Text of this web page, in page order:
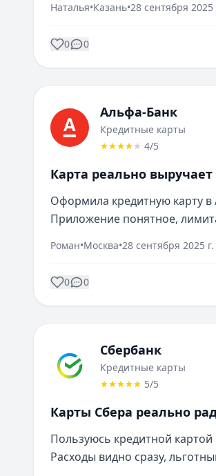
Наталья•Казань•28 сентября 2025
0 0
Альфа-Банк
Кредитные карты
4/5
Карта реально
Оформила кредитную карту в
Приложение понятное,
Роман•Москва•28 сентября 2025 г.
0 0
Сбербанк
Кредитные карты
5/5
Карты Сбера реально
Пользуюсь кредитной
Расходы видно сразу,